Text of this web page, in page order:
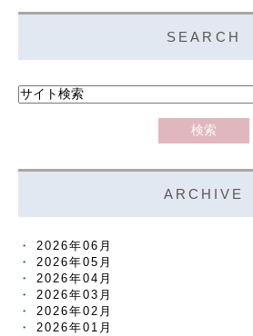
SEARCH
ARCHIVE
2026年06月
2026年05月
2026年04月
2026年03月
2026年02月
2026年01月